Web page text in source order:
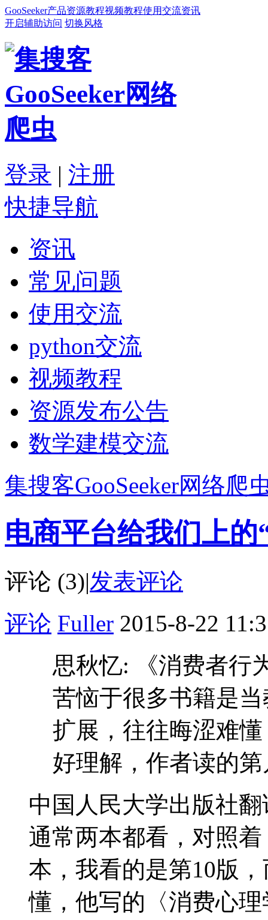
GooSeeker产品资源教程视频教程使用交流资讯
开启辅助访问 切换风格
登录 | 注册
快捷导航
资讯
常见问题
使用交流
python交流
视频教程
资源发布公告
数学建模交流
集搜客GooSeeker网络爬
电商平台给我们上
评论 (3)|发表评论
评论 Fuller 2015-8-22
思秋忆: 《消费者行
苦恼于很多书籍是
扩展，往往晦涩难
好理解，作者读的
中国人民大学出版社
通常两本都看，对照
本，我看的是第10版
懂，他写的〈消费心